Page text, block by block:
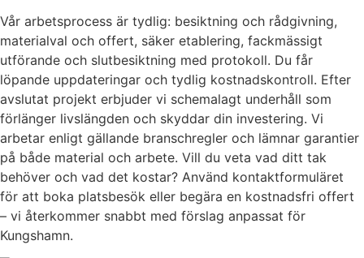
Vår arbetsprocess är tydlig: besiktning och rådgivning,
materialval och offert, säker etablering, fackmässigt
utförande och slutbesiktning med protokoll. Du får
löpande uppdateringar och tydlig kostnadskontroll. Efter
avslutat projekt erbjuder vi schemalagt underhåll som
förlänger livslängden och skyddar din investering. Vi
arbetar enligt gällande branschregler och lämnar garantier
på både material och arbete. Vill du veta vad ditt tak
behöver och vad det kostar? Använd kontaktformuläret
för att boka platsbesök eller begära en kostnadsfri offert
– vi återkommer snabbt med förslag anpassat för
Kungshamn.